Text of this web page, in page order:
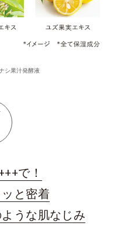
シ果汁発酵液
で！
と密着
うな肌なじみ